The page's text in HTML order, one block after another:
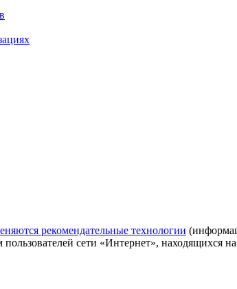
рекомендательные технологии
сети «Интернет», находящихся